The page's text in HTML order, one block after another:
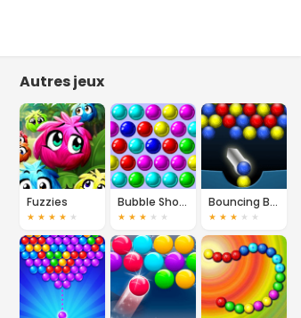
Autres jeux
Fuzzies
★ ★ ★ ★ ★
Bubble Shooter
★ ★ ★ ★ ★
Bouncing Balls
★ ★ ★ ★ ★